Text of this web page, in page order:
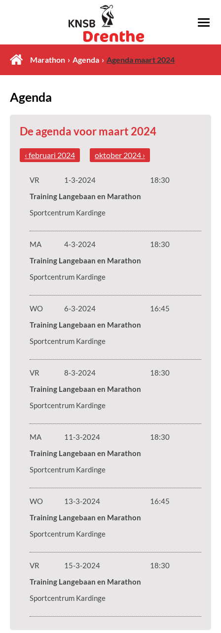
Marathon Agenda Agenda maart 2024
Agenda
De agenda voor maart 2024
‹ februari 2024 oktober 2024 ›
VR 1-3-2024
18:30
Training Langebaan en Marathon
Sportcentrum Kardinge
MA 4-3-2024
18:30
Training Langebaan en Marathon
Sportcentrum Kardinge
WO 6-3-2024
16:45
Training Langebaan en Marathon
Sportcentrum Kardinge
VR 8-3-2024
18:30
Training Langebaan en Marathon
Sportcentrum Kardinge
MA 11-3-2024
18:30
Training Langebaan en Marathon
Sportcentrum Kardinge
WO 13-3-2024
16:45
Training Langebaan en Marathon
Sportcentrum Kardinge
VR 15-3-2024
18:30
Training Langebaan en Marathon
Sportcentrum Kardinge